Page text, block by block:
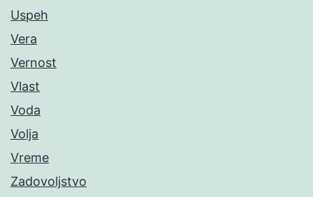
Uspeh
Vera
Vernost
Vlast
Voda
Volja
Vreme
Zadovoljstvo